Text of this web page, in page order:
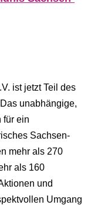
ist jetzt Teil des
unabhängige,
für ein
Sachsen-
mehr als 270
als 160
und
Umgang